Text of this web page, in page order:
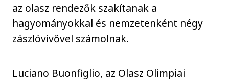
az olasz rendezők szakítanak a
hagyományokkal és nemzetenként négy
zászlóvivővel számolnak.
Luciano Buonfiglio, az Olasz Olimpiai